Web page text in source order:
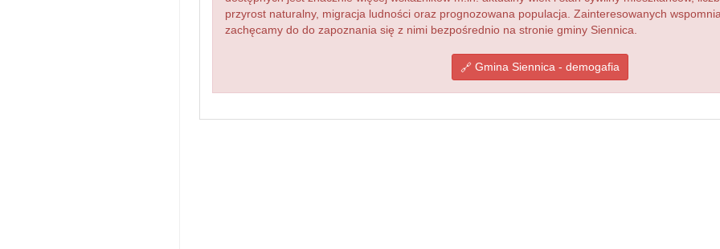
przyrost naturalny, migracja ludności oraz prognozowana populacja. Zainteresowanych
zachęcamy do do zapoznania się z nimi bezpośrednio na stronie gminy Siennica.
Gmina Siennica - demogafia